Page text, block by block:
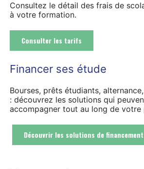
Consultez le détail des frais de
à votre formation.
Consulter les tarifs
Financer ses étude
Bourses, prêts étudiants,
: découvrez les solutions qui
accompagner tout au long de votre
Découvrir les solutions de financement